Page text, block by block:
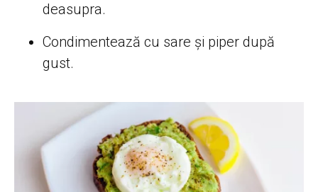
deasupra.
Condimentează cu sare și piper după
gust.